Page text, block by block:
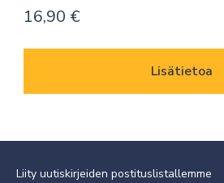
16,90 €
Lisätietoa
Liity uutiskirjeiden postituslistallemme